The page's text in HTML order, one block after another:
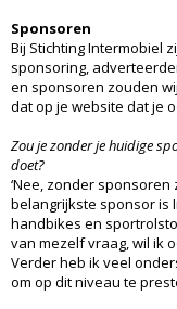
Sponsoren
Bij Stichting Intermobiel
sponsoring,
en sponsoren zouden
dat op je website dat je
Zou je zonder je huidige
doet?
‘Nee, zonder
belangrijkste sponsor is
handbikes en
van mezelf vraag, wil ik
Verder heb ik veel
om op dit niveau te